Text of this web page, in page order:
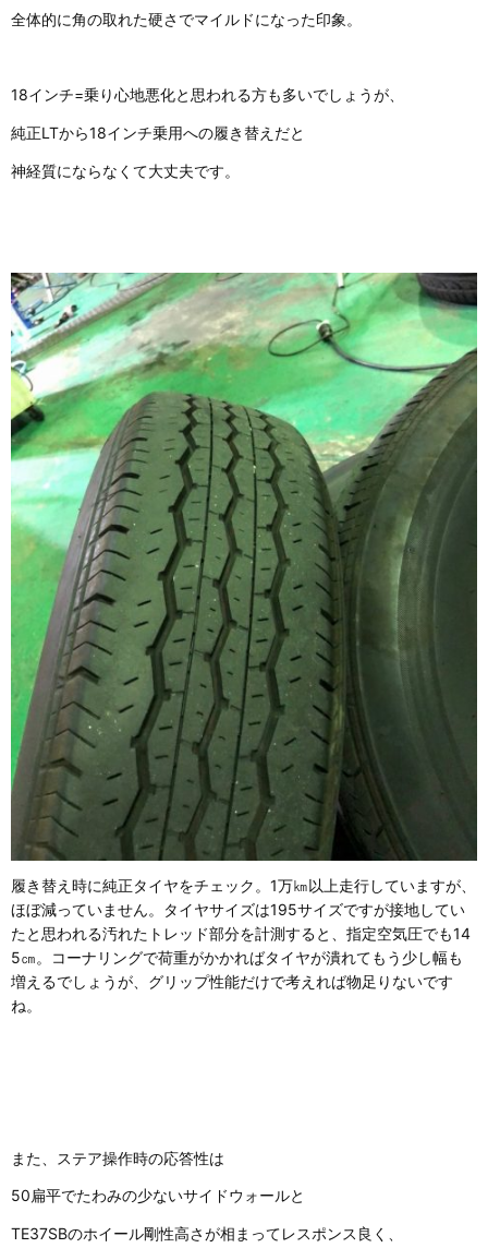
全体的に角の取れた硬さでマイルドになった印象。
18インチ=乗り心地悪化と思われる方も多いでしょうが、
純正LTから18インチ乗用への履き替えだと
神経質にならなくて大丈夫です。
履き替え時に純正タイヤをチェック。1万㎞以上走行していますが、
ほぼ減っていません。タイヤサイズは195サイズですが接地してい
たと思われる汚れたトレッド部分を計測すると、指定空気圧でも14
5㎝。コーナリングで荷重がかかればタイヤが潰れてもう少し幅も
増えるでしょうが、グリップ性能だけで考えれば物足りないです
ね。
また、ステア操作時の応答性は
50扁平でたわみの少ないサイドウォールと
TE37SBのホイール剛性高さが相まってレスポンス良く、